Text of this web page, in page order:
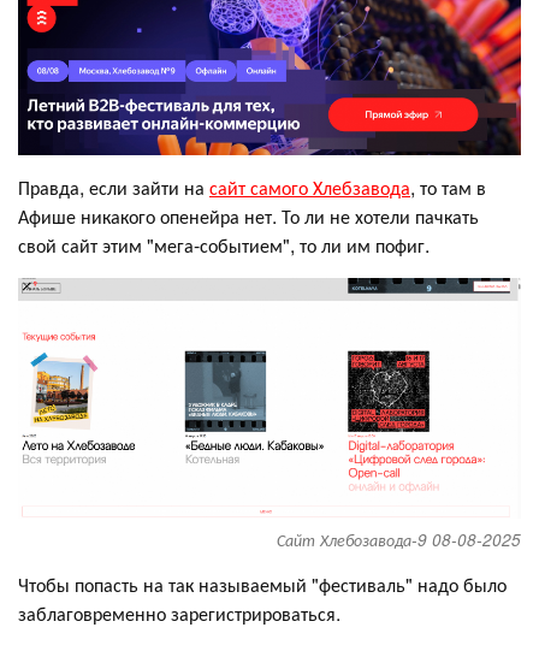
Правда, если зайти на сайт самого Хлебзавода, то там в
Афише никакого опенейра нет. То ли не хотели пачкать
свой сайт этим "мега-событием", то ли им пофиг.
Сайт Хлебозавода-9 08-08-2025
Чтобы попасть на так называемый "фестиваль" надо было
заблаговременно зарегистрироваться.